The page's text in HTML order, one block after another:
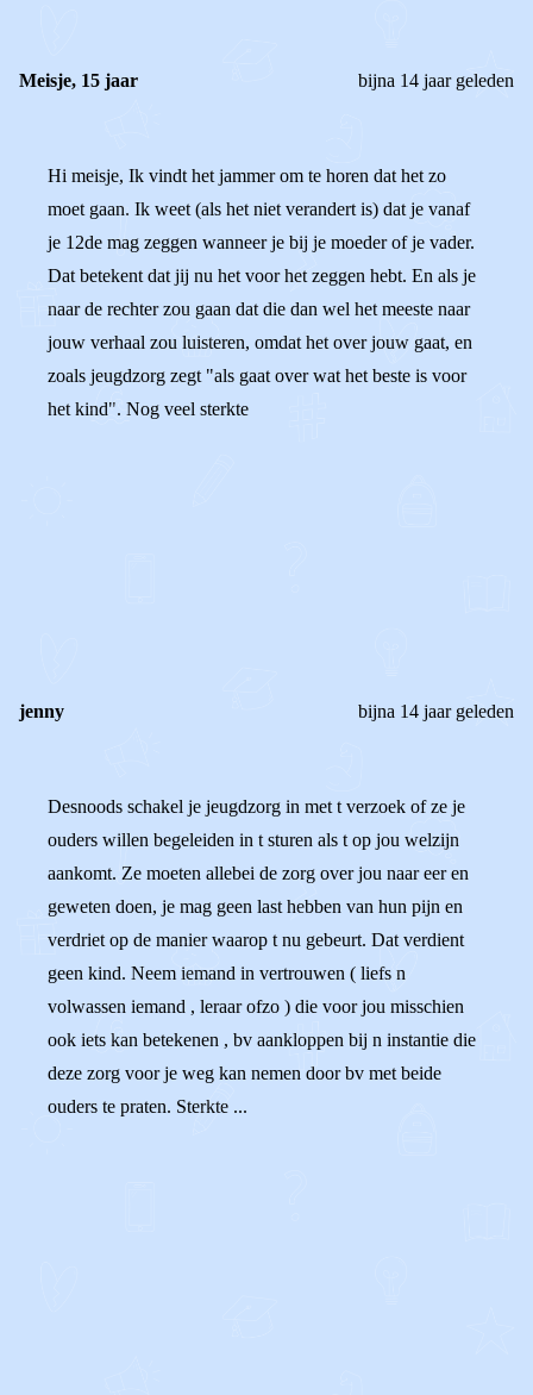
Meisje, 15 jaar bijna 14 jaar geleden
Hi meisje, Ik vindt het jammer om te horen dat het zo
moet gaan. Ik weet (als het niet verandert is) dat je vanaf
je 12de mag zeggen wanneer je bij je moeder of je vader.
Dat betekent dat jij nu het voor het zeggen hebt. En als je
naar de rechter zou gaan dat die dan wel het meeste naar
jouw verhaal zou luisteren, omdat het over jouw gaat, en
zoals jeugdzorg zegt "als gaat over wat het beste is voor
het kind". Nog veel sterkte
jenny bijna 14 jaar geleden
Desnoods schakel je jeugdzorg in met t verzoek of ze je
ouders willen begeleiden in t sturen als t op jou welzijn
aankomt. Ze moeten allebei de zorg over jou naar eer en
geweten doen, je mag geen last hebben van hun pijn en
verdriet op de manier waarop t nu gebeurt. Dat verdient
geen kind. Neem iemand in vertrouwen ( liefs n
volwassen iemand , leraar ofzo ) die voor jou misschien
ook iets kan betekenen , bv aankloppen bij n instantie die
deze zorg voor je weg kan nemen door bv met beide
ouders te praten. Sterkte ...